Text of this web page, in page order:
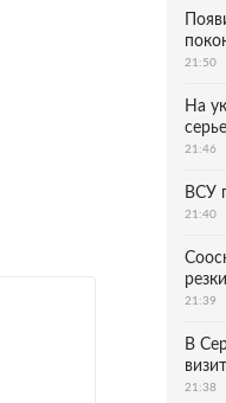
21:50
На
21:46
ВСУ
21:40
21:39
В
21:38